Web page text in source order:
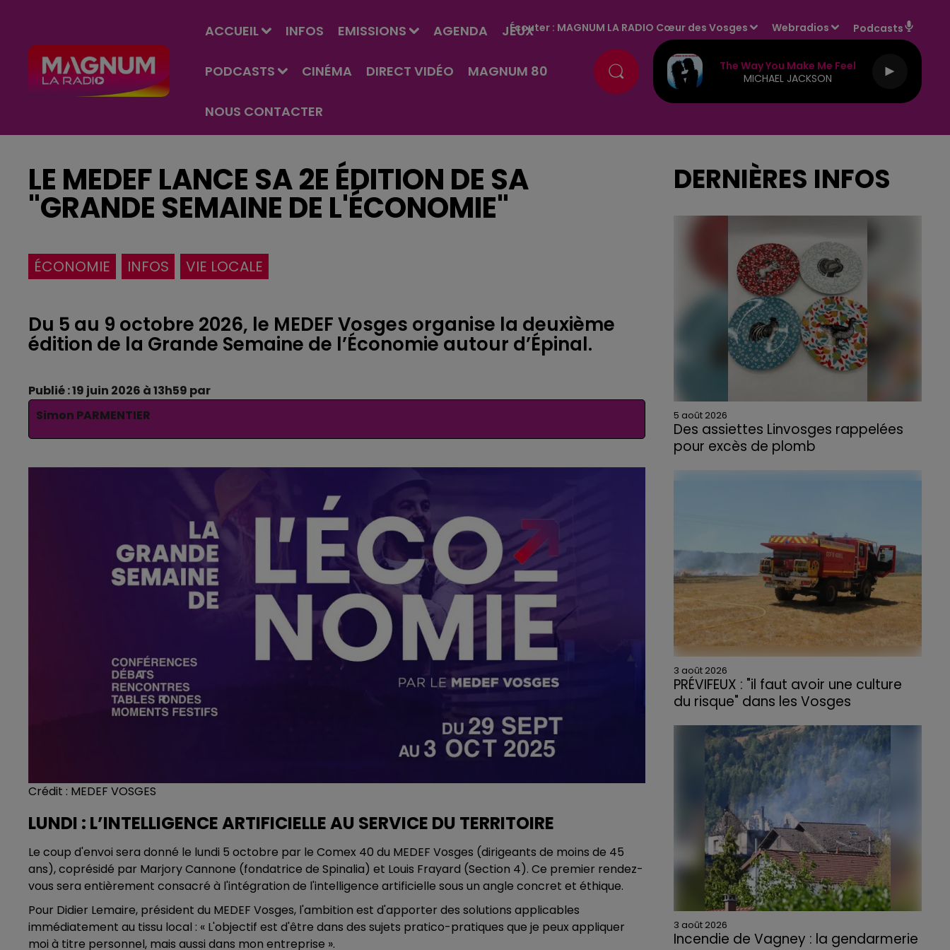
ACCUEIL INFOS EMISSIONS AGENDA JEUX
PODCASTS CINÉMA DIRECT VIDÉO MAGNUM 80
NOUS CONTACTER
Écouter : MAGNUM LA RADIO Cœur des Vosges Webradios Podcasts
The Way You Make Me Feel
MICHAEL JACKSON
LE MEDEF LANCE SA 2E ÉDITION DE SA
"GRANDE SEMAINE DE L'ÉCONOMIE"
ÉCONOMIE INFOS VIE LOCALE
Du 5 au 9 octobre 2026, le MEDEF Vosges organise la deuxième
édition de la Grande Semaine de l’Économie autour d’Épinal.
Publié : 19 juin 2026 à 13h59 par
Simon PARMENTIER
Crédit : MEDEF VOSGES
LUNDI : L’INTELLIGENCE ARTIFICIELLE AU SERVICE DU TERRITOIRE
Le coup d'envoi sera donné le lundi 5 octobre par le Comex 40 du MEDEF Vosges (dirigeants de moins de 45
ans), coprésidé par Marjory Cannone (fondatrice de Spinalia) et Louis Frayard (Section 4). Ce premier rendez-
vous sera entièrement consacré à l'intégration de l'intelligence artificielle sous un angle concret et éthique.
Pour Didier Lemaire, président du MEDEF Vosges, l'ambition est d'apporter des solutions applicables
immédiatement au tissu local : « L'objectif est d'être dans des sujets pratico-pratiques que je peux appliquer
moi à titre personnel, mais aussi dans mon entreprise ».
DERNIÈRES INFOS
5 août 2026
Des assiettes Linvosges rappelées
pour excès de plomb
3 août 2026
PRÉVIFEUX : "il faut avoir une culture
du risque" dans les Vosges
3 août 2026
Incendie de Vagney : la gendarmerie